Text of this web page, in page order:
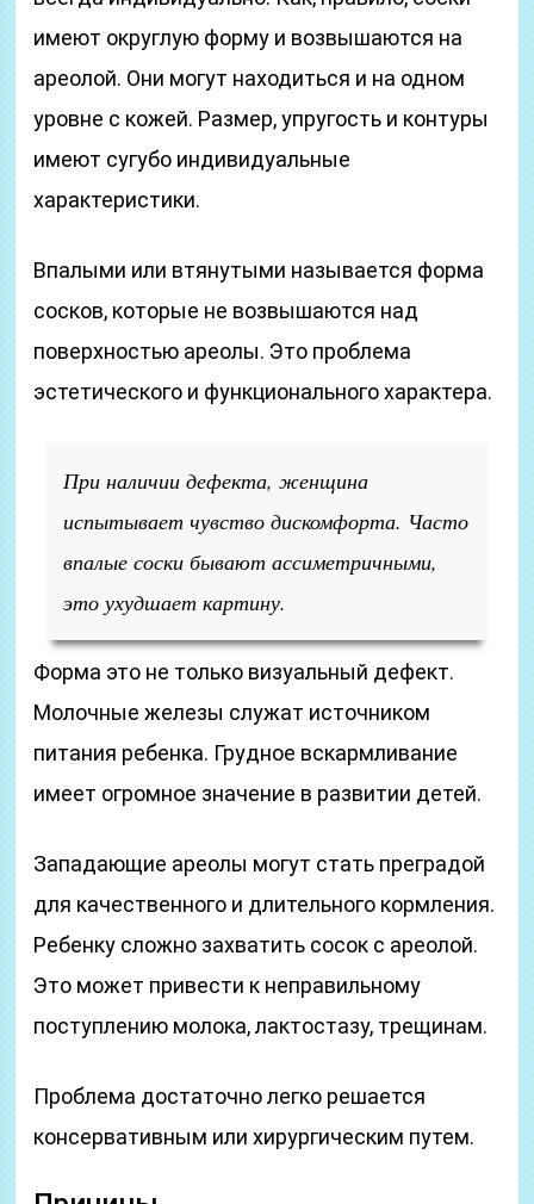
имеют округлую форму и возвышаются на
ареолой. Они могут находиться и на одном
уровне с кожей. Размер, упругость и контуры
имеют сугубо индивидуальные
характеристики.
Впалыми или втянутыми называется форма
сосков, которые не возвышаются над
поверхностью ареолы. Это проблема
эстетического и функционального характера.
При наличии дефекта, женщина
испытывает чувство дискомфорта. Часто
впалые соски бывают ассиметричными,
это ухудшает картину.
Форма это не только визуальный дефект.
Молочные железы служат источником
питания ребенка. Грудное вскармливание
имеет огромное значение в развитии детей.
Западающие ареолы могут стать преградой
для качественного и длительного кормления.
Ребенку сложно захватить сосок с ареолой.
Это может привести к неправильному
поступлению молока, лактостазу, трещинам.
Проблема достаточно легко решается
консервативным или хирургическим путем.